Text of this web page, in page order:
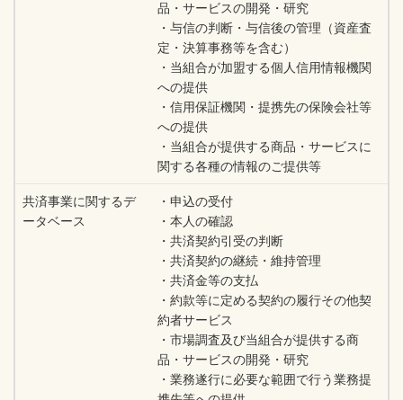
品・サービスの開発・研究
・与信の判断・与信後の管理（資産査
定・決算事務等を含む）
・当組合が加盟する個人信用情報機関
への提供
・信用保証機関・提携先の保険会社等
への提供
・当組合が提供する商品・サービスに
関する各種の情報のご提供等
共済事業に関するデ
ータベース
・申込の受付
・本人の確認
・共済契約引受の判断
・共済契約の継続・維持管理
・共済金等の支払
・約款等に定める契約の履行その他契
約者サービス
・市場調査及び当組合が提供する商
品・サービスの開発・研究
・業務遂行に必要な範囲で行う業務提